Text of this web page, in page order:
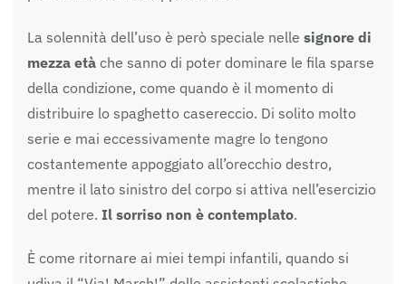
La solennità dell’uso è però speciale nelle signore di
mezza età che sanno di poter dominare le fila sparse
della condizione, come quando è il momento di
distribuire lo spaghetto casereccio. Di solito molto
serie e mai eccessivamente magre lo tengono
costantemente appoggiato all’orecchio destro,
mentre il lato sinistro del corpo si attiva nell’esercizio
del potere. Il sorriso non è contemplato.
È come ritornare ai miei tempi infantili, quando si